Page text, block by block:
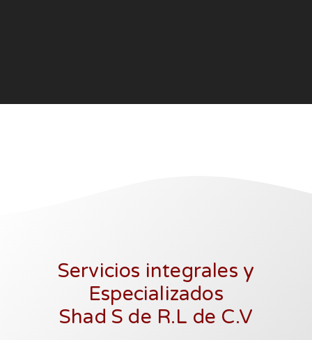
Servicios integrales y
Especializados
Shad S de R.L de C.V